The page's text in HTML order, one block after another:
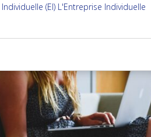
(EI) L'Entreprise Individuelle